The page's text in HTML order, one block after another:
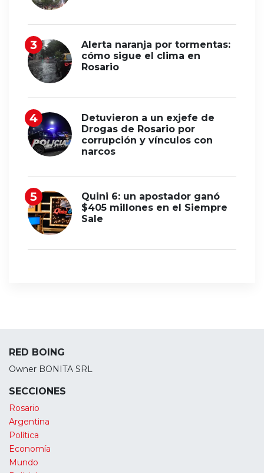
Alerta naranja por tormentas:
cómo sigue el clima en
Rosario
Detuvieron a un exjefe de
Drogas de Rosario por
corrupción y vínculos con
narcos
Quini 6: un apostador ganó
$405 millones en el Siempre
Sale
RED BOING
Owner BONITA SRL
SECCIONES
Rosario
Argentina
Política
Economía
Mundo